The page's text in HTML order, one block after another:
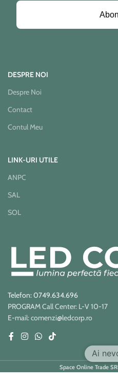
DESPRE NOI
Despre Noi
Contact
Contul Meu
LINK-URI UTILE
ANPC
SAL
SOL
Telefon: 0749.634.696
PROGRAM Call Center: L-V 10-17
E-mail: comenzi@ledcorp.ro
Space Online Trade
Ai